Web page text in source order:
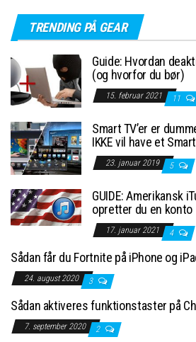
TRENDING PÅ GEAR
Guide: Hvordan
(og hvorfor du bør)
15. februar 2021 11
Smart TV’er er
IKKE vil have et
23. januar 2019 5
GUIDE: Amerikansk
opretter du en konto
17. januar 2021 4
Sådan får du Fortnite på iPhone og
24. august 2020 3
Sådan aktiveres funktionstaster på
7. september 2020 2